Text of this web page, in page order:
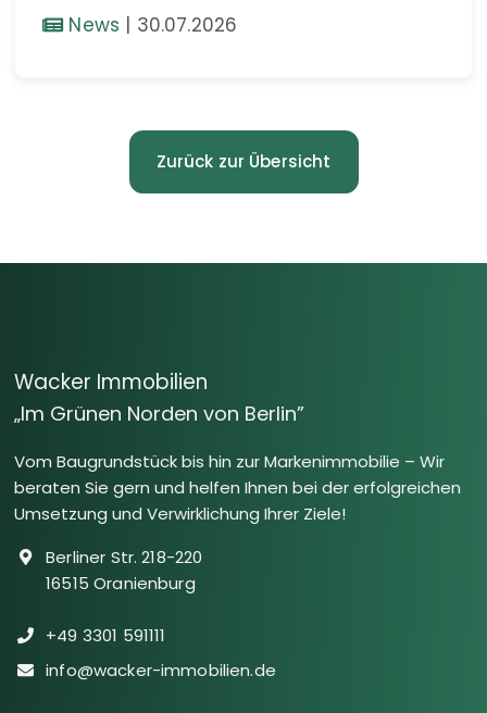
News | 30.07.2026
Zurück zur Übersicht
Wacker Immobilien
„Im Grünen Norden von Berlin”
Vom Baugrundstück bis hin zur Markenimmobilie – Wir
beraten Sie gern und helfen Ihnen bei der erfolgreichen
Umsetzung und Verwirklichung Ihrer Ziele!
Berliner Str. 218-220
16515 Oranienburg
+49 3301 591111
info@wacker-immobilien.de